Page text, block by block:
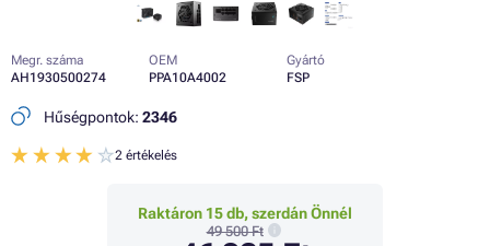
Megr. száma
AH1930500274
OEM
PPA10A4002
Gyártó
FSP
Hűségpontok: 2346
2 értékelés
Raktáron 15 db, szerdán Önnél
49 500 Ft